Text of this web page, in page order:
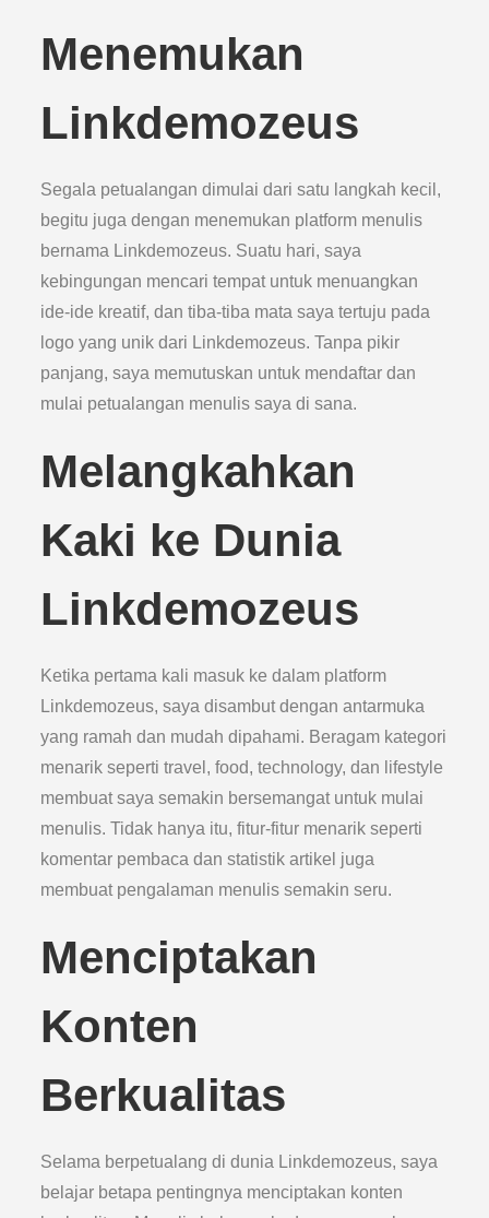
Menemukan
Linkdemozeus
Segala petualangan dimulai dari satu langkah kecil,
begitu juga dengan menemukan platform menulis
bernama Linkdemozeus. Suatu hari, saya
kebingungan mencari tempat untuk menuangkan
ide-ide kreatif, dan tiba-tiba mata saya tertuju pada
logo yang unik dari Linkdemozeus. Tanpa pikir
panjang, saya memutuskan untuk mendaftar dan
mulai petualangan menulis saya di sana.
Melangkahkan
Kaki ke Dunia
Linkdemozeus
Ketika pertama kali masuk ke dalam platform
Linkdemozeus, saya disambut dengan antarmuka
yang ramah dan mudah dipahami. Beragam kategori
menarik seperti travel, food, technology, dan lifestyle
membuat saya semakin bersemangat untuk mulai
menulis. Tidak hanya itu, fitur-fitur menarik seperti
komentar pembaca dan statistik artikel juga
membuat pengalaman menulis semakin seru.
Menciptakan
Konten
Berkualitas
Selama berpetualang di dunia Linkdemozeus, saya
belajar betapa pentingnya menciptakan konten